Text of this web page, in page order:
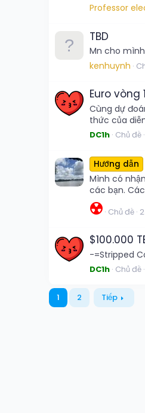
Professor
TBD
Mn cho
kenhuynh
Euro vòng
Cùng dự
thức của
DC1h Chủ đề
Hướng dẫn
Mình có
các bạn.
☢️ Chủ đề
$100.000
-=Stripped
DC1h Chủ đề
1 2 Tiếp